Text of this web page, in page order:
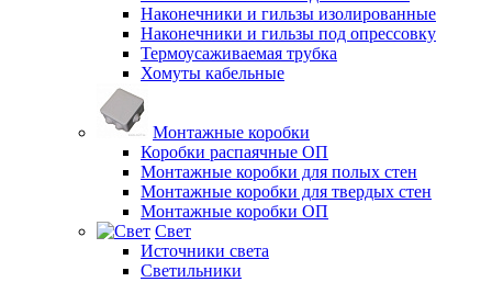
Наконечники и гильзы изолированные
Наконечники и гильзы под опрессовку
Термоусаживаемая трубка
Хомуты кабельные
Монтажные коробки
Коробки распаячные ОП
Монтажные коробки для полых стен
Монтажные коробки для твердых стен
Монтажные коробки ОП
Свет
Источники света
Светильники